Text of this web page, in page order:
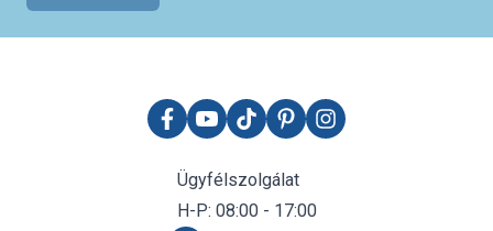
Ügyfélszolgálat
H-P: 08:00 - 17:00